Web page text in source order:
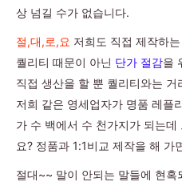
상 넘길 수가 없습니다.
절,대,로,요 저희도 직접 제작하
퀄리티 때문이 아닌 단가 절감을
직접 생산을 할 뿐 퀄리티와는
저희 같은 영세업자가 명품 레플
가 수 백에서 수 천가지가 되는
요? 정품과 1:1비교 제작을 해 가
절대~~ 말이 안되는 말들에 현